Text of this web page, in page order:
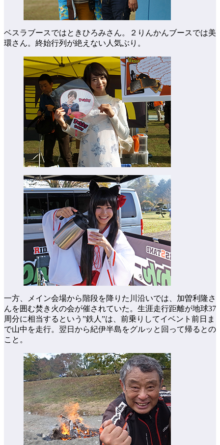
ベスラブースではときひろみさん。２りんかんブースでは美
環さん。終始行列が絶えない人気ぶり。
一方、メイン会場から階段を降りた川沿いでは、加曽利隆さ
んを囲む焚き火の会が催されていた。生涯走行距離が地球37
周分に相当するという”鉄人”は、前乗りしてイベント前日ま
で山中を走行。翌日から紀伊半島をグルッと回って帰るとの
こと。